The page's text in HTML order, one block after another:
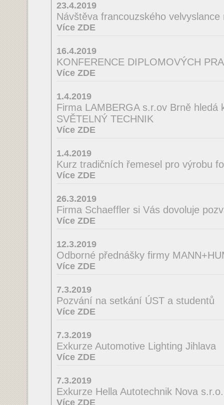
23.4.2019
Návštěva francouzského velvyslance
Více ZDE
16.4.2019
KONFERENCE DIPLOMOVÝCH
Více ZDE
1.4.2019
Firma LAMBERGA s.r.ov Brně hledá
SVĚTELNÝ TECHNIK
Více ZDE
1.4.2019
Kurz tradičních řemesel pro výrobu
Více ZDE
26.3.2019
Firma Schaeffler si Vás dovoluje
Více ZDE
12.3.2019
Odborné přednášky firmy
Více ZDE
7.3.2019
Pozvání na setkání ÚST a studentů
Více ZDE
7.3.2019
Exkurze Automotive Lighting Jihlava
Více ZDE
7.3.2019
Exkurze Hella Autotechnik Nova
Více ZDE